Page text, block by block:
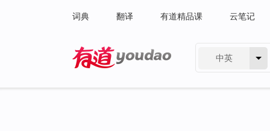
词典 翻译 有道精品课 云笔记
中英